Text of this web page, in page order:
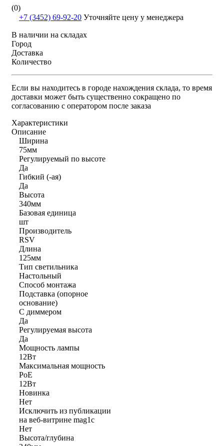
(0)
+7 (3452) 69-92-20 Уточняйте цену у менеджера
В наличии на складах
Город
Доставка
Количество
Если вы находитесь в городе нахождения склада, то время
доставки может быть существенно сокращено по
согласованию с оператором после заказа
Характеристики
Описание
Ширина
75мм
Регулируемый по высоте
Да
Гибкий (-ая)
Да
Высота
340мм
Базовая единица
шт
Производитель
RSV
Длина
125мм
Тип светильника
Настольный
Способ монтажа
Подставка (опорное
основание)
С диммером
Да
Регулируемая высота
Да
Мощность лампы
12Вт
Максимальная мощность
PoE
12Вт
Новинка
Нет
Исключить из публикации
на веб-витрине mag1c
Нет
Высота/глубина